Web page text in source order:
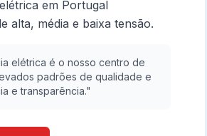
em Portugal
alta, média e baixa tensão.
elétrica é o nosso centro de
padrões de qualidade e
e transparência."